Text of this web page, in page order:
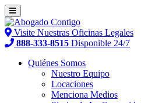
Visite Nuestras Oficinas Legales
888-333-8515 Disponible 24/7
Quiénes Somos
Nuestro Equipo
Locaciones
Menciona Medios